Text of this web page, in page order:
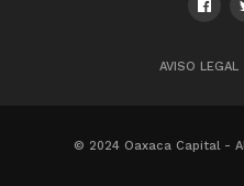
AVISO LEGAL
© 2024 Oaxaca Capital -